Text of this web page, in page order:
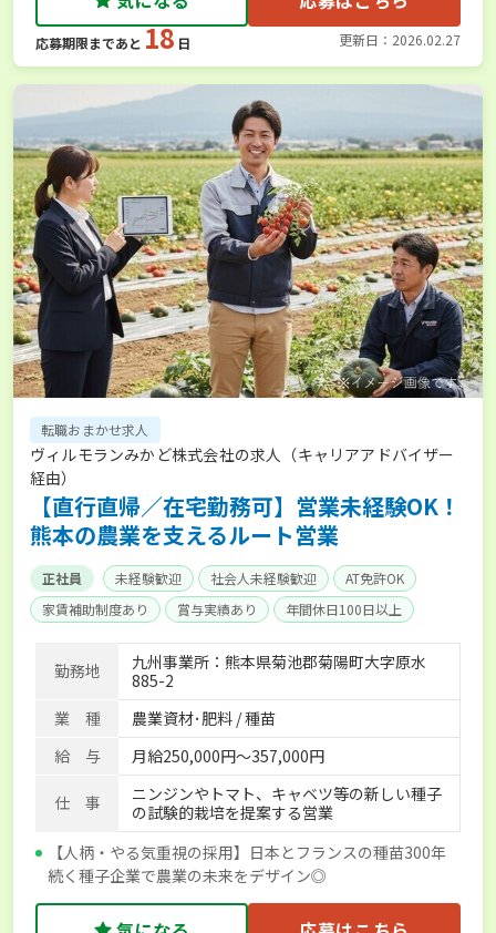
応募期限まであと 18 日 更新日：2026.02.27
転職おまかせ求人
ヴィルモランみかど株式会社の求人（キャリアアドバイザー
経由）
【直行直帰／在宅勤務可】営業未経験OK！
熊本の農業を支えるルート営業
正社員 未経験歓迎 社会人未経験歓迎
AT免許OK
家賃補助制度あり
賞与実績あり
年間休日100日以上
産休･育休取得実績あり 社会保険完備
勤務地
九州事業所：熊本県菊池郡菊陽町大字原水
885-2
業 種
農業資材･肥料 / 種苗
給 与
月給250,000円～357,000円
仕 事
ニンジンやトマト、キャベツ等の新しい種子
の試験的栽培を提案する営業
【人柄・やる気重視の採用】日本とフランスの種苗300年
続く種子企業で農業の未来をデザイン◎